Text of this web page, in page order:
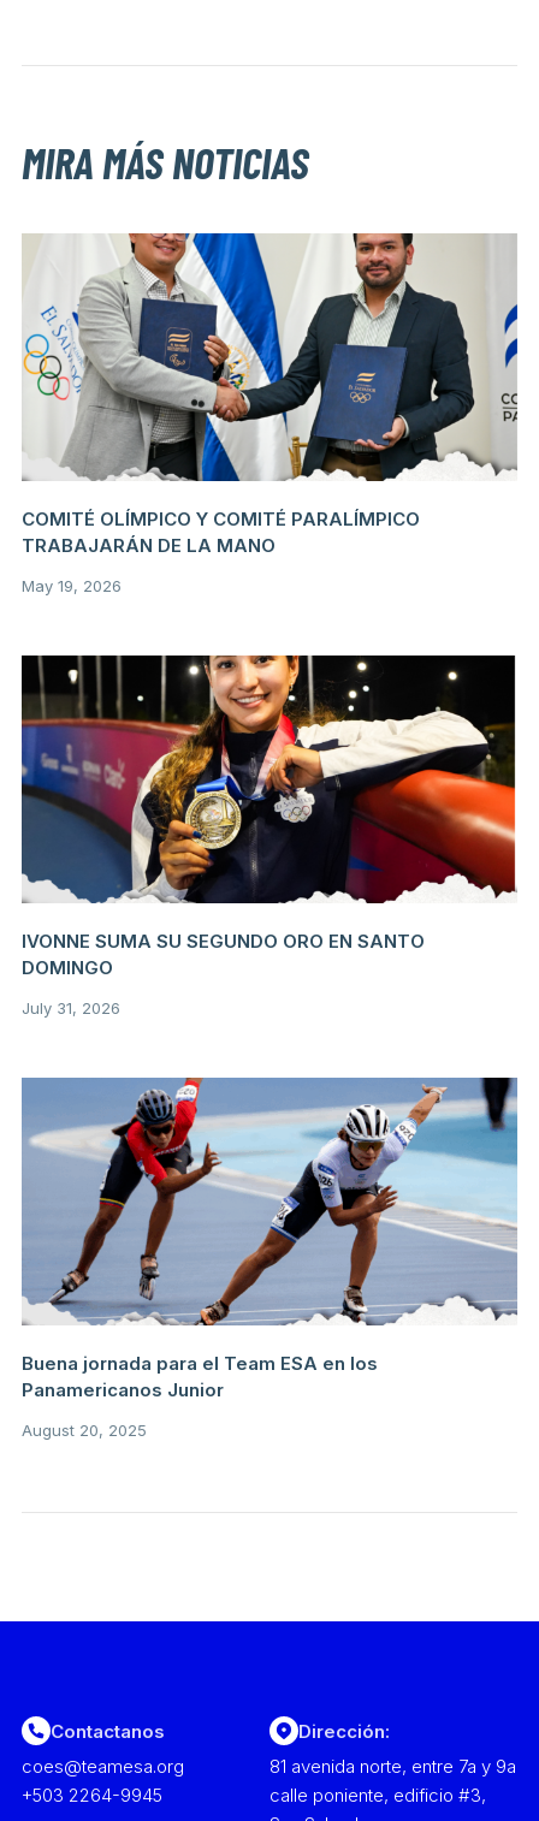
MIRA MÁS NOTICIAS
COMITÉ OLÍMPICO Y COMITÉ PARALÍMPICO
TRABAJARÁN DE LA MANO
May 19, 2026
IVONNE SUMA SU SEGUNDO ORO EN SANTO
DOMINGO
July 31, 2026
Buena jornada para el Team ESA en los
Panamericanos Junior
August 20, 2025
Contactanos
coes@teamesa.org
+503 2264-9945
Dirección:
81 avenida norte, entre 7a y 9a
calle poniente, edificio #3,